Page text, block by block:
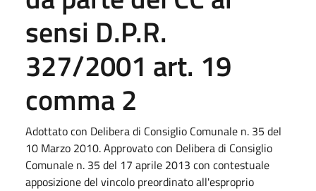
sensi D.P.R.
327/2001 art. 19
comma 2
Adottato con Delibera di Consiglio Comunale n. 35 del
10 Marzo 2010. Approvato con Delibera di Consiglio
Comunale n. 35 del 17 aprile 2013 con contestuale
apposizione del vincolo preordinato all'esproprio